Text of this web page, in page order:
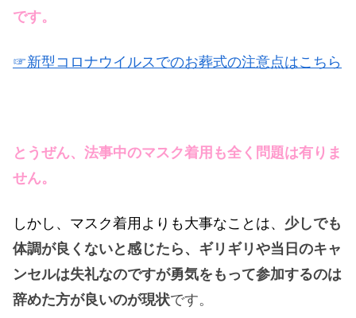
です。
☞新型コロナウイルスでのお葬式の注意点はこちら
とうぜん、法事中のマスク着用も全く 問題は有りま
せん。
しかし、 マスク着用よりも大事なことは、 少しでも
体調が良くないと感じたら、ギリギリや当日のキャ
ンセルは失礼なのですが勇気をもって参加するのは
辞めた方が良いのが現状です。